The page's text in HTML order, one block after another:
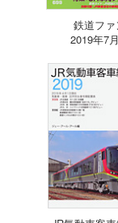
鉄道ファ
2019年7